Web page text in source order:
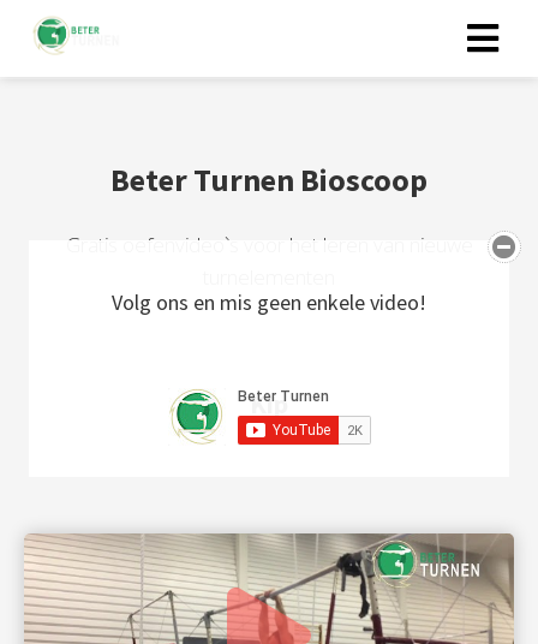
Beter Turnen Bioscoop
Gratis oefenvideo`s voor het leren van nieuwe
Kip
Volg ons en mis geen enkele video!